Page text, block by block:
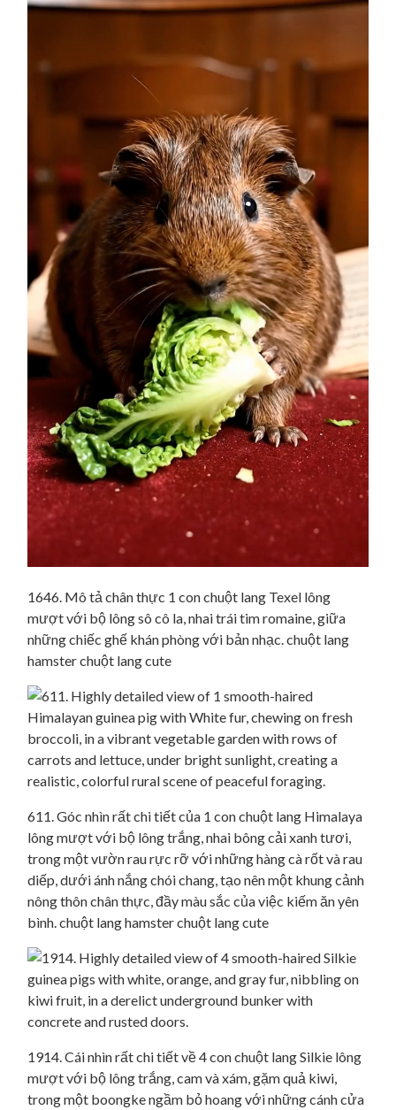
1646. Mô tả chân thực 1 con chuột lang Texel lông
mượt với bộ lông sô cô la, nhai trái tim romaine, giữa
những chiếc ghế khán phòng với bản nhạc. chuột lang
hamster chuột lang cute
611. Góc nhìn rất chi tiết của 1 con chuột lang Himalaya
lông mượt với bộ lông trắng, nhai bông cải xanh tươi,
trong một vườn rau rực rỡ với những hàng cà rốt và rau
diếp, dưới ánh nắng chói chang, tạo nên một khung cảnh
nông thôn chân thực, đầy màu sắc của việc kiếm ăn yên
bình. chuột lang hamster chuột lang cute
1914. Cái nhìn rất chi tiết về 4 con chuột lang Silkie lông
mượt với bộ lông trắng, cam và xám, gặm quả kiwi,
trong một boongke ngầm bỏ hoang với những cánh cửa